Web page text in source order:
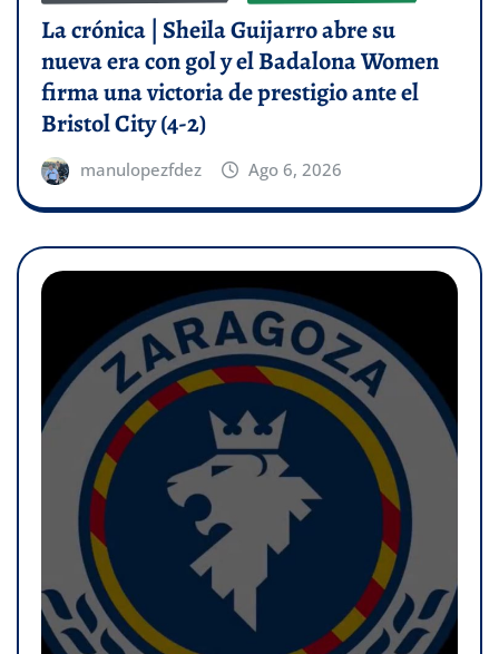
La crónica | Sheila Guijarro abre su
nueva era con gol y el Badalona Women
firma una victoria de prestigio ante el
Bristol City (4-2)
manulopezfdez Ago 6, 2026